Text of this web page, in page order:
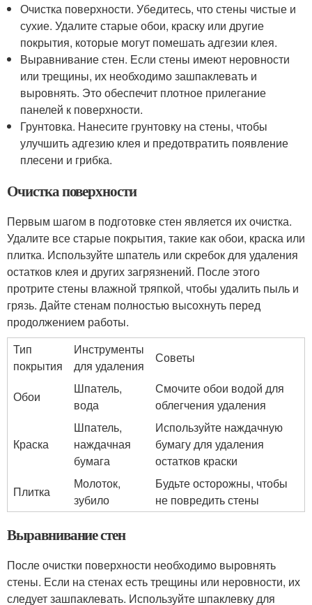
Очистка поверхности. Убедитесь, что стены чистые и
сухие. Удалите старые обои, краску или другие
покрытия, которые могут помешать адгезии клея.
Выравнивание стен. Если стены имеют неровности
или трещины, их необходимо зашпаклевать и
выровнять. Это обеспечит плотное прилегание
панелей к поверхности.
Грунтовка. Нанесите грунтовку на стены, чтобы
улучшить адгезию клея и предотвратить появление
плесени и грибка.
Очистка поверхности
Первым шагом в подготовке стен является их очистка.
Удалите все старые покрытия, такие как обои, краска или
плитка. Используйте шпатель или скребок для удаления
остатков клея и других загрязнений. После этого
протрите стены влажной тряпкой, чтобы удалить пыль и
грязь. Дайте стенам полностью высохнуть перед
продолжением работы.
Тип
покрытия
Инструменты
для удаления
Советы
Обои
Шпатель,
вода
Смочите обои водой для
облегчения удаления
Краска
Шпатель,
наждачная
бумага
Используйте наждачную
бумагу для удаления
остатков краски
Плитка
Молоток,
зубило
Будьте осторожны, чтобы
не повредить стены
Выравнивание стен
После очистки поверхности необходимо выровнять
стены. Если на стенах есть трещины или неровности, их
следует зашпаклевать. Используйте шпаклевку для